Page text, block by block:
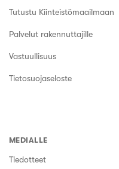
Tutustu Kiinteistömaailmaan
Palvelut rakennuttajille
Vastuullisuus
Tietosuojaseloste
MEDIALLE
Tiedotteet